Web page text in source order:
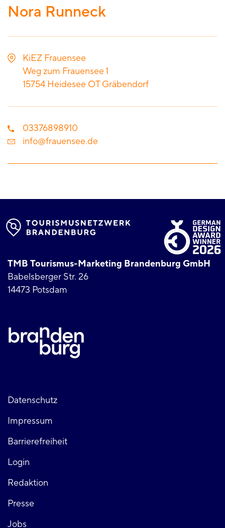
Nora Runneck
KiEZ Frauensee
Weg zum Frauensee 1
15754 Heidesee OT Gräbendorf
03376898910
info@frauensee.de
TMB Tourismus-Marketing Brandenburg GmbH
Babelsberger Str. 26
14473 Potsdam
Fußzeile
links
Datenschutz
Impressum
Barrierefreiheit
Login
Fußzeile
rechts
Redaktion
Presse
Jobs